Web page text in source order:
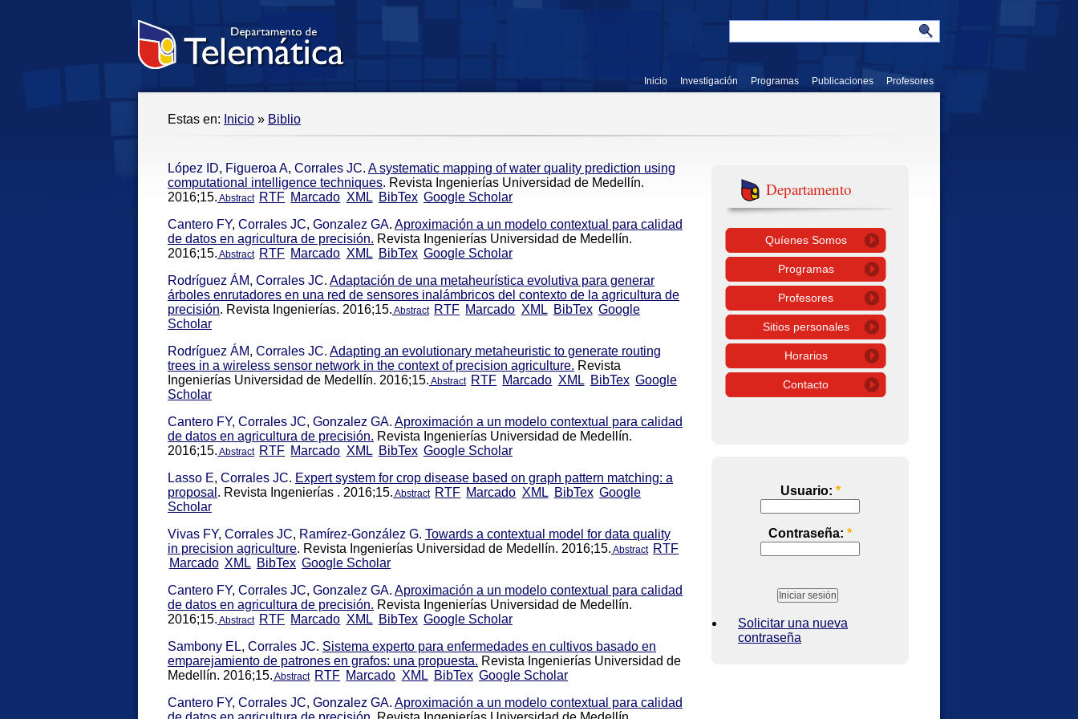
Inicio Investigación Programas Publicaciones Profesores
Estas en: Inicio » Biblio
López ID, Figueroa A, Corrales JC. A systematic mapping of water quality prediction using
computational intelligence techniques. Revista Ingenierías Universidad de Medellín.
2016;15. Abstract RTF Marcado XML BibTex Google Scholar
Cantero FY, Corrales JC, Gonzalez GA. Aproximación a un modelo contextual para calidad
de datos en agricultura de precisión. Revista Ingenierías Universidad de Medellín.
2016;15. Abstract RTF Marcado XML BibTex Google Scholar
Rodríguez ÁM, Corrales JC. Adaptación de una metaheurística evolutiva para generar
árboles enrutadores en una red de sensores inalámbricos del contexto de la agricultura de
precisión. Revista Ingenierías. 2016;15. Abstract RTF Marcado XML BibTex Google
Scholar
Rodríguez ÁM, Corrales JC. Adapting an evolutionary metaheuristic to generate routing
trees in a wireless sensor network in the context of precision agriculture. Revista
Ingenierías Universidad de Medellín. 2016;15. Abstract RTF Marcado XML BibTex Google
Scholar
Cantero FY, Corrales JC, Gonzalez GA. Aproximación a un modelo contextual para calidad
de datos en agricultura de precisión. Revista Ingenierías Universidad de Medellín.
2016;15. Abstract RTF Marcado XML BibTex Google Scholar
Lasso E, Corrales JC. Expert system for crop disease based on graph pattern matching: a
proposal . Revista Ingenierías . 2016;15. Abstract RTF Marcado XML BibTex Google
Scholar
Vivas FY, Corrales JC, Ramírez-González G. Towards a contextual model for data quality
in precision agriculture. Revista Ingenierías Universidad de Medellín. 2016;15. Abstract RTF
Marcado XML BibTex Google Scholar
Cantero FY, Corrales JC, Gonzalez GA. Aproximación a un modelo contextual para calidad
de datos en agricultura de precisión. Revista Ingenierías Universidad de Medellín.
2016;15. Abstract RTF Marcado XML BibTex Google Scholar
Sambony EL, Corrales JC. Sistema experto para enfermedades en cultivos basado en
emparejamiento de patrones en grafos: una propuesta. Revista Ingenierías Universidad de
Medellín. 2016;15. Abstract RTF Marcado XML BibTex Google Scholar
Cantero FY, Corrales JC, Gonzalez GA. Aproximación a un modelo contextual para calidad
Departamento
Quíenes Somos
Programas
Profesores
Sitios personales
Horarios
Contacto
Usuario: *
Contraseña: *
Solicitar una nueva
contraseña